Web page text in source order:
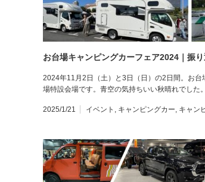
お台場キャンピングカーフェア2024｜振
2024年11月2日（土）と3日（日）の2日間。お
場特設会場です。青空の気持ちいい秋晴れでした
2025/1/21 イベント , キャンピングカー, キャン